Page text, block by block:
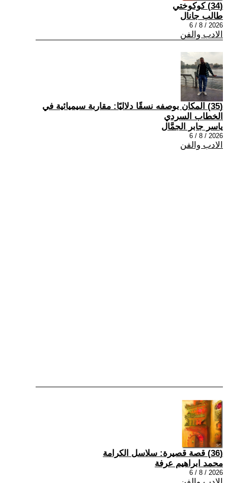
(34) كوكوختي
طالب جانال
2026 / 8 / 6
الادب والفن
(35) المكان بوصفه نسقًا دلاليًا: مقاربة سيميائية في
الخطاب السردي
ياسر جابر الجمَّال
2026 / 8 / 6
الادب والفن
(36) قصة قصيرة: سلاسل الكرامة
محمد ابراهيم عرفة
2026 / 8 / 6